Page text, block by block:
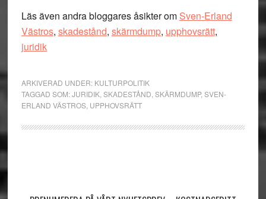
Läs även andra bloggares åsikter om Sven-Erland
Västros, skadestånd, skärmdump, upphovsrätt,
juridik
ARKIVERAD UNDER: KULTURPOLITIK
TAGGAD SOM:JURIDIK, SKADESTÅND SKÄRMDUMP, SVEN-
ERLAND VÄSTROS, UPPHOVSRÄTT